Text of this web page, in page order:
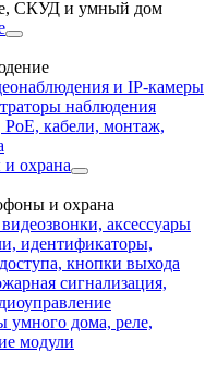
СКУД и умный дом
и IP-камеры
наблюдения
кабели, монтаж,
охрана
и охрана
аксессуары
идентификаторы,
кнопки выхода
сигнализация,
умного дома, реле,
модули